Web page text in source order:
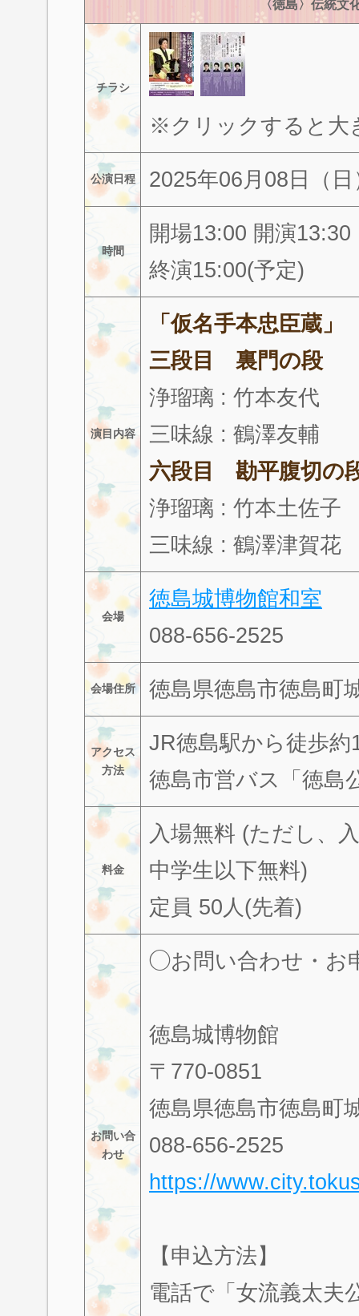
〈徳島〉伝統文
チラシ
※クリックすると大
公演日程 2025年06月08日（日
時間
開場13:00 開演13:30
終演15:00(予定)
演目内容
「仮名手本忠臣蔵」
三段目 裏門の段
浄瑠璃 : 竹本友
三味線 : 鶴澤友輔
六段目 勘平腹切の
浄瑠璃 : 竹本土佐子
三味線 : 鶴澤津賀花
会場
徳島城博物館和室
088-656-2525
会場住所 徳島県徳島市徳島町
アクセス
方法
JR徳島駅から徒歩約
徳島市営バス「徳島
料金
入場無料 (ただし、
中学生以下無料)
定員 50人(先着)
お問い合
わせ
◯お問い合わせ・お
徳島城博物館
〒770-0851
徳島県徳島市徳島町
088-656-2525
https://
【申込方法】
電話で「女流義太夫